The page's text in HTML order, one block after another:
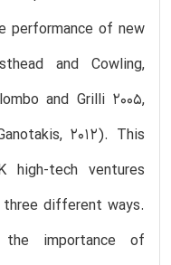
performance of new
and Cowling,
and Grilli 2005,
2012). This
tech ventures
different ways.
importance of